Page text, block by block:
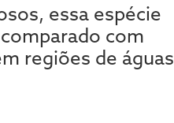
essa espécie
com
regiões de águas